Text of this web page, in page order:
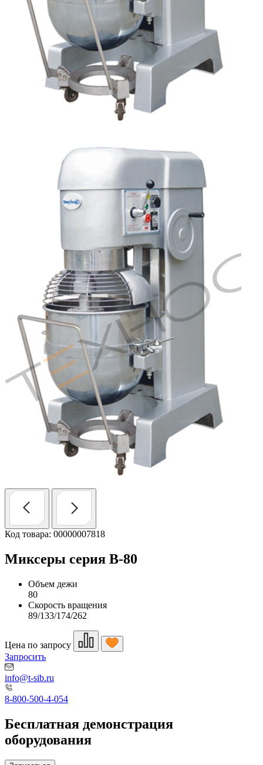
Код товара: 00000007818
Миксеры серия B-80
Объем дежи
80
Скорость вращения
89/133/174/262
Цена по запросу
Запросить
info@t-sib.ru
8-800-500-4-054
Бесплатная демонстрация
оборудования